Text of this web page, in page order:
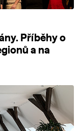
Příběhy o
a na